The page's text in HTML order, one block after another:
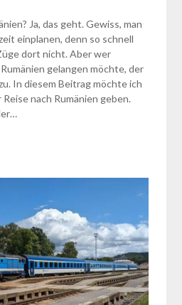
Ja, das geht. Gewiss, man
einplanen, denn so schnell
dort nicht. Aber wer
gelangen möchte, der
In diesem Beitrag möchte ich
nach Rumänien geben.